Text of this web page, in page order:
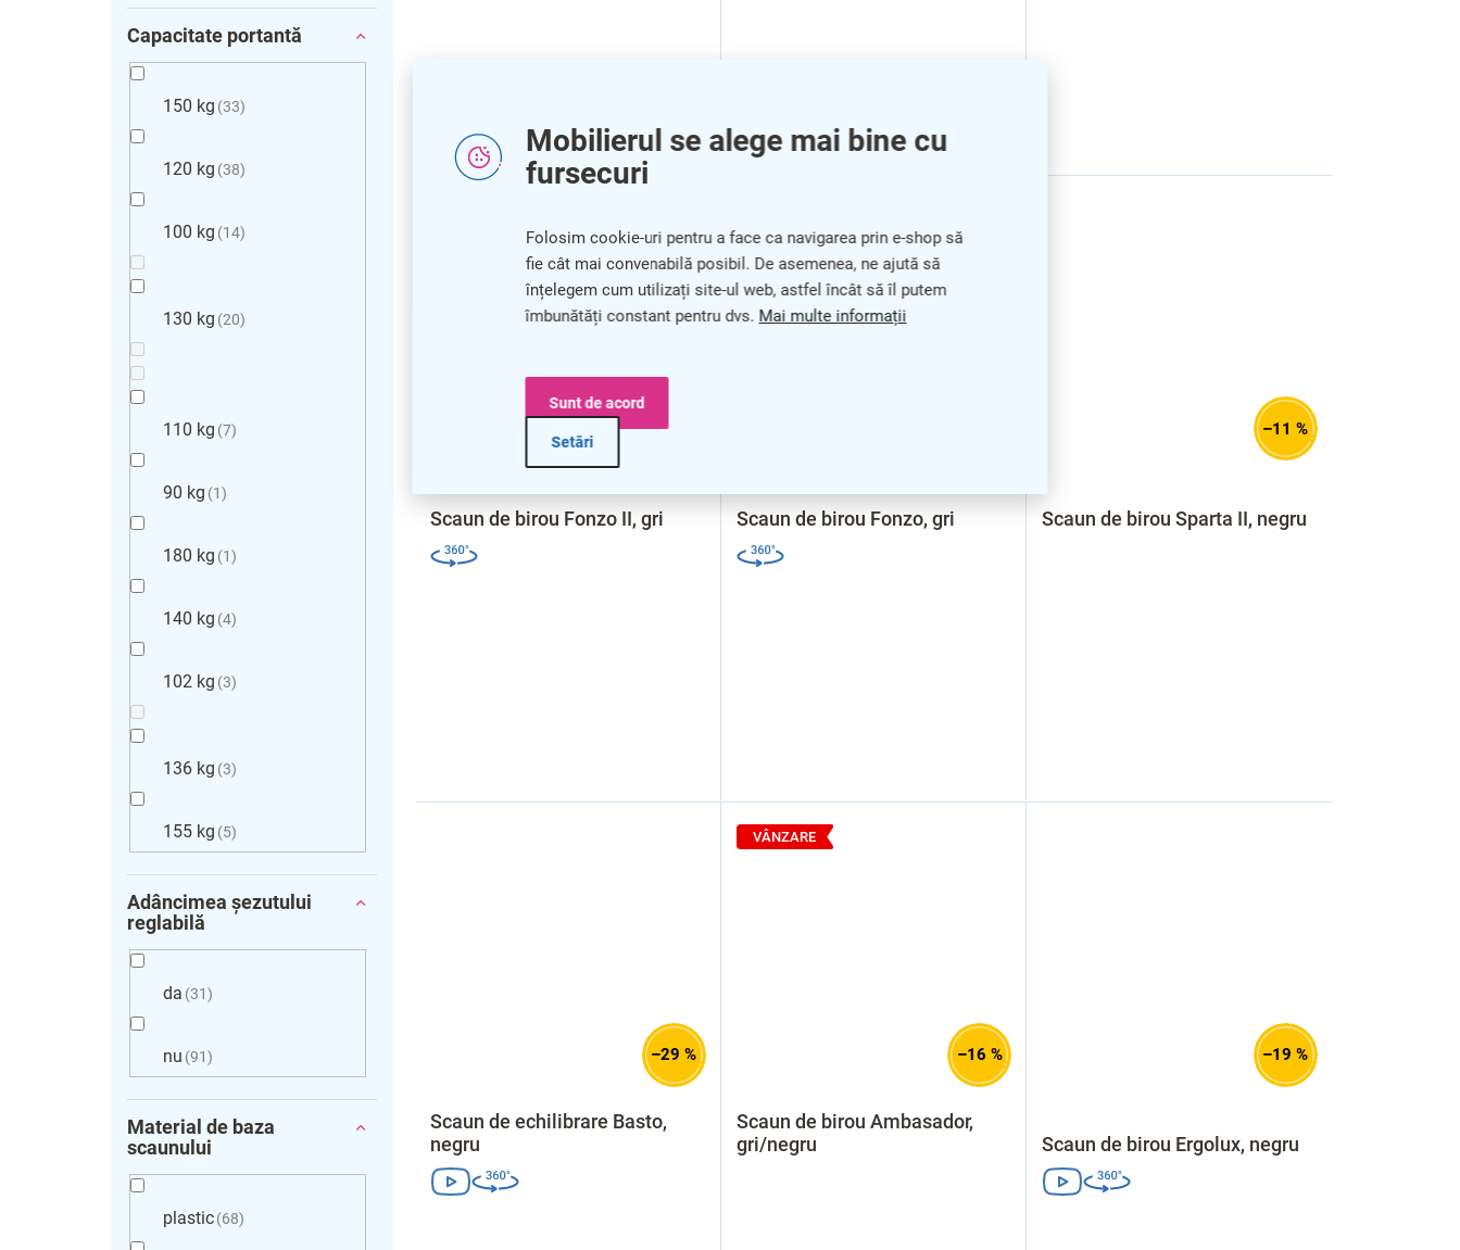
Mobilierul se alege mai bine cu
fursecuri
Folosim cookie-uri pentru a face ca navigarea prin e-shop să
fie cât mai convenabilă posibil. De asemenea, ne ajută să
înțelegem cum utilizați site-ul web, astfel încât să îl putem
îmbunătăți constant pentru dvs. Mai multe informații
Setări
Sunt de acord
Capacitate portantă
150 kg 33
120 kg 38
100 kg 14
130 kg 20
110 kg 7
90 kg 1
180 kg 1
140 kg 4
102 kg 3
136 kg 3
155 kg 5
Adâncimea șezutului
reglabilă
da 31
nu 91
Material de baza
scaunului
plastic 68
–20 %
Scaun de birou Fonzo II, gri Scaun de birou Fonzo, gri
–11 %
Scaun de birou Sparta II, negru
–29 %
Scaun de echilibrare Basto,
negru
VÂNZARE
–16 %
Scaun de birou Ambasador,
gri/negru
–19 %
Scaun de birou Ergolux, negru